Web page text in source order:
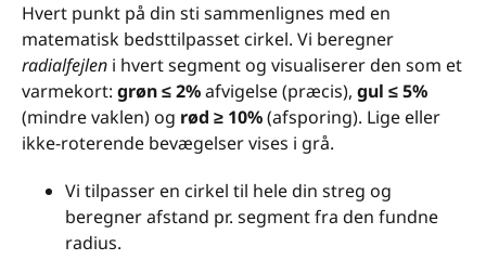
Hvert punkt på din sti sammenlignes med en
matematisk bedsttilpasset cirkel. Vi beregner
radialfejlen i hvert segment og visualiserer den som et
varmekort: grøn ≤ 2%afvigelse (præcis), gul ≤ 5%
(mindre vaklen) og rød ≥ 10%(afsporing). Lige eller
ikke-roterende bevægelser vises i grå.
Vi tilpasser en cirkel til hele din streg og
beregner afstand pr. segment fra den fundne
radius.